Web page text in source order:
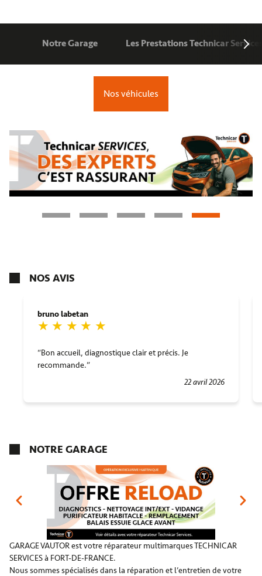
Notre Garage Les Prestations Technicar
Nos véhicules
NOS AVIS
bruno labetan
22 avril 2026
Bon accueil, diagnostique clair et précis. Je
recommande.
NOTRE GARAGE
GARAGE VAUTOR est votre réparateur multimarques TECHNICAR
SERVICES à FORT-DE-FRANCE.
Nous sommes spécialisés dans la réparation et l’entretien de votre